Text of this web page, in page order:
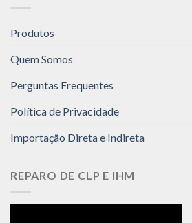
Produtos
Quem Somos
Perguntas Frequentes
Política de Privacidade
Importação Direta e Indireta
REPARO DE CLP E IHM